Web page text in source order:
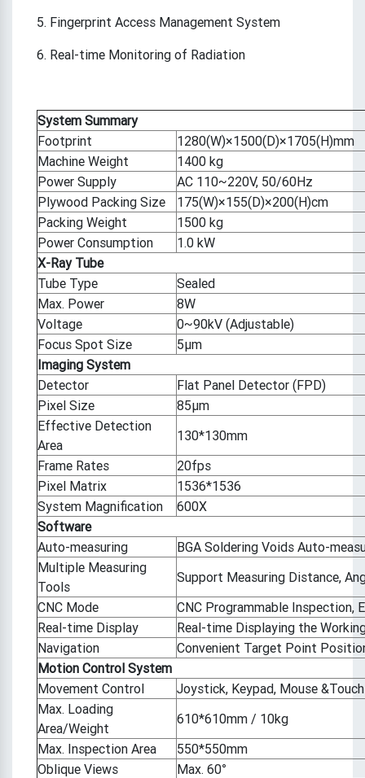
5. Fingerprint Access Management System
6. Real-time Monitoring of Radiation
System Summary
Footprint
1280(W)×1500(D)×1705(H)mm
Machine Weight
1400 kg
Power Supply
AC 110~220V, 50/60Hz
Plywood Packing Size
175(W)×155(D)×200(H)cm
Packing Weight
1500 kg
Power Consumption
1.0 kW
X-Ray Tube
Tube Type
Sealed
Max. Power
8W
Voltage
0~90kV (Adjustable)
Focus Spot Size
5μm
Imaging System
Detector
Flat Panel Detector (FPD)
Pixel Size
85μm
Effective Detection
Area
130*130mm
Frame Rates
20fps
Pixel Matrix
1536*1536
System Magnification
600X
Software
Auto-measuring
BGA Soldering Voids Auto-
Multiple Measuring
Tools
Support Measuring Distance,
CNC Mode
CNC Programmable Inspection,
Real-time Display
Real-time Displaying the
Navigation
Convenient Target Point
Motion Control System
Movement Control
Joystick, Keypad, Mouse
Max. Loading
Area/Weight
610*610mm / 10kg
Max. Inspection Area
550*550mm
Oblique Views
Max. 60°